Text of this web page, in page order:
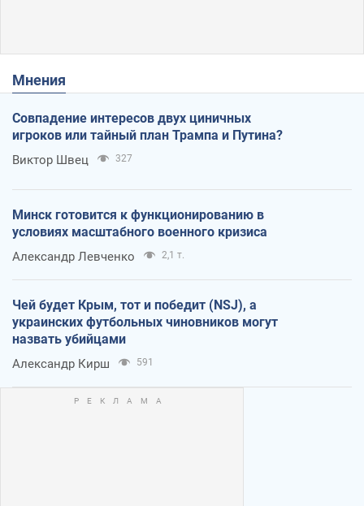
Мнения
Совпадение интересов двух циничных
игроков или тайный план Трампа и Путина?
Виктор Швец 327
Минск готовится к функционированию в
условиях масштабного военного кризиса
Александр Левченко 2,1 т.
Чей будет Крым, тот и победит (NSJ), а
украинских футбольных чиновников могут
назвать убийцами
Александр Кирш 591